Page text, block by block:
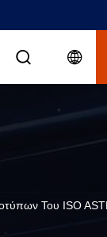
Του ISO